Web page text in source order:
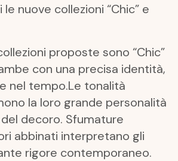
nuove collezioni “Chic” e
proposte sono “Chic”
con una precisa identità,
nel tempo.Le tonalità
la loro grande personalità
decoro. Sfumature
abbinati interpretano gli
rigore contemporaneo.